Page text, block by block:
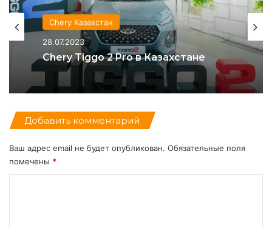
Chery Казахстан
28.07.2023
Chevrolet Казахстан
21.02.2023
Chevrolet Cobalt снова стал самым
Добавить комментарий
Ваш адрес email не будет опубликован. Обязательные поля
помечены *